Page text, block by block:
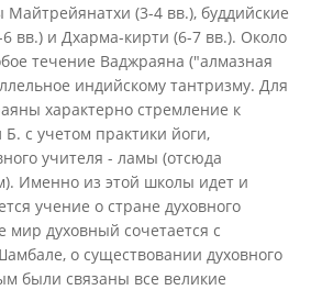
(3-4 вв.), буддийские
6 вв.) и Дхарма-кирти (6-7 вв.). Около
течение Ваджраяна ("алмазная
индийскому тантризму. Для
характерно стремление к
Б. с учетом практики йоги,
учителя - ламы (отсюда
Именно из этой школы идет и
учение о стране духовного
мир духовный сочетается с
о существовании духовного
были связаны все великие